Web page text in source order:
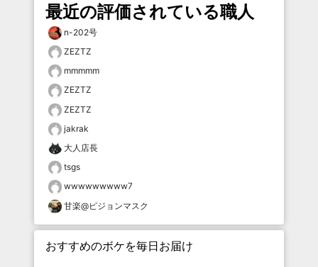
最近の評価されている職人
n-202号
ZEZTZ
mmmmm
ZEZTZ
ZEZTZ
jakrak
大人店長
tsgs
wwwwwwwww7
甘楽@ピジョンマスク
おすすめのボケを毎日お届け